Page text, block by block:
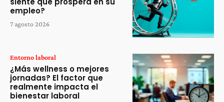
empleo?
7 agosto 2026
Entorno laboral
¿Más wellness o mejores
jornadas? El factor que
realmente impacta el
bienestar laboral